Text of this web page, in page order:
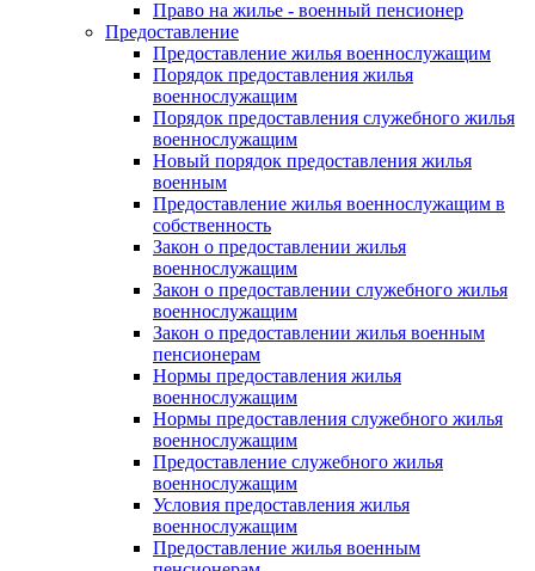
Право на жилье - военный пенсионер
Предоставление
Предоставление жилья военнослужащим
Порядок предоставления жилья
военнослужащим
Порядок предоставления служебного жилья
военнослужащим
Новый порядок предоставления жилья
военным
Предоставление жилья военнослужащим в
собственность
Закон о предоставлении жилья
военнослужащим
Закон о предоставлении служебного жилья
военнослужащим
Закон о предоставлении жилья военным
пенсионерам
Нормы предоставления жилья
военнослужащим
Нормы предоставления служебного жилья
военнослужащим
Предоставление служебного жилья
военнослужащим
Условия предоставления жилья
военнослужащим
Предоставление жилья военным